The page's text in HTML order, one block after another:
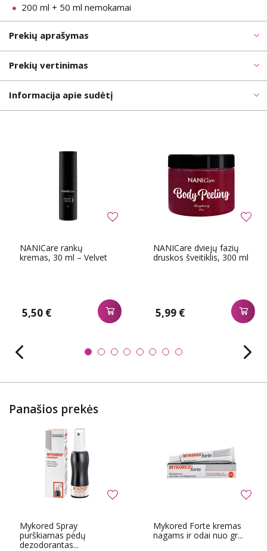
200 ml + 50 ml nemokamai
Prekių aprašymas
Prekių vertinimas
Informacija apie sudėtį
NANICare rankų
kremas, 30 ml – Velvet
5,50 €
NANICare dviejų fazių
druskos šveitiklis, 300 ml
5,99 €
Panašios prekės
Mykored Spray
purškiamas pėdų
dezodorantas...
Mykored Forte kremas
nagams ir odai nuo gr...